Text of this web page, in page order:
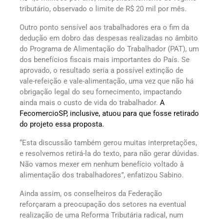
tributário, observado o limite de R$ 20 mil por mês.
Outro ponto sensível aos trabalhadores era o fim da
dedução em dobro das despesas realizadas no âmbito
do Programa de Alimentação do Trabalhador (PAT), um
dos benefícios fiscais mais importantes do País. Se
aprovado, o resultado seria a possível extinção de
vale-refeição e vale-alimentação, uma vez que não há
obrigação legal do seu fornecimento, impactando
ainda mais o custo de vida do trabalhador. A
FecomercioSP, inclusive, atuou para que fosse retirado
do projeto essa proposta.
“Esta discussão também gerou muitas interpretações,
e resolvemos retirá-la do texto, para não gerar dúvidas.
Não vamos mexer em nenhum benefício voltado à
alimentação dos trabalhadores”, enfatizou Sabino.
Ainda assim, os conselheiros da Federação
reforçaram a preocupação dos setores na eventual
realização de uma Reforma Tributária radical, num